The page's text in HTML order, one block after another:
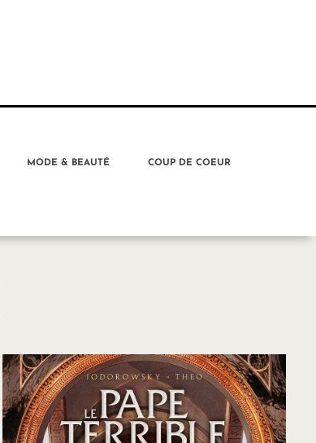
MODE & BEAUTÉ COUP DE COEUR